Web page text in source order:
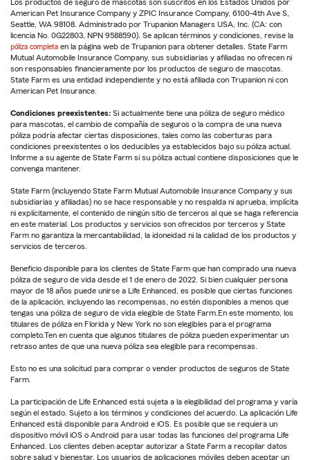
Los productos de seguro de mascotas son suscritos en los Estados Unidos por
American Pet Insurance Company y ZPIC Insurance Company, 6100-4th Ave S,
Seattle, WA 98108. Administrado por Trupanion Managers USA, Inc. (CA: con
licencia No. 0G22803, NPN 9588590). Se aplican términos y condiciones, revise la
póliza completa en la página web de Trupanion para obtener detalles. State Farm
Mutual Automobile Insurance Company, sus subsidiarias y afiliadas no ofrecen ni
son responsables financieramente por los productos de seguro de mascotas.
State Farm es una entidad independiente y no está afiliada con Trupanion ni con
American Pet Insurance.
Condiciones preexistentes: Si actualmente tiene una póliza de seguro médico
para mascotas, el cambio de compañía de seguros o la compra de una nueva
póliza podría afectar ciertas disposiciones, tales como las coberturas para
condiciones preexistentes o los deducibles ya establecidos bajo su póliza actual.
Informe a su agente de State Farm si su póliza actual contiene disposiciones que le
convenga mantener.
State Farm (incluyendo State Farm Mutual Automobile Insurance Company y sus
subsidiarias y afiliadas) no se hace responsable y no respalda ni aprueba, implícita
ni explícitamente, el contenido de ningún sitio de terceros al que se haga referencia
en este material. Los productos y servicios son ofrecidos por terceros y State
Farm no garantiza la mercantabilidad, la idoneidad ni la calidad de los productos y
servicios de terceros.
Beneficio disponible para los clientes de State Farm que han comprado una nueva
póliza de seguro de vida desde el 1 de enero de 2022. Si bien cualquier persona
mayor de 18 años puede unirse a Life Enhanced, es posible que ciertas funciones
de la aplicación, incluyendo las recompensas, no estén disponibles a menos que
tengas una póliza de seguro de vida elegible de State Farm.En este momento, los
titulares de póliza en Florida y New York no son elegibles para el programa
completo.Ten en cuenta que algunos titulares de póliza pueden experimentar un
retraso antes de que una nueva póliza sea elegible para recompensas.
Esto no es una solicitud para comprar o vender productos de seguros de State
Farm.
La participación de Life Enhanced está sujeta a la elegibilidad del programa y varía
según el estado. Sujeto a los términos y condiciones del acuerdo. La aplicación Life
Enhanced está disponible para Android e iOS. Es posible que se requiera un
dispositivo móvil iOS o Android para usar todas las funciones del programa Life
Enhanced. Los clientes deben aceptar autorizar a State Farm a recopilar datos
sobre salud y bienestar. Los usuarios de aplicaciones móviles deben aceptar un